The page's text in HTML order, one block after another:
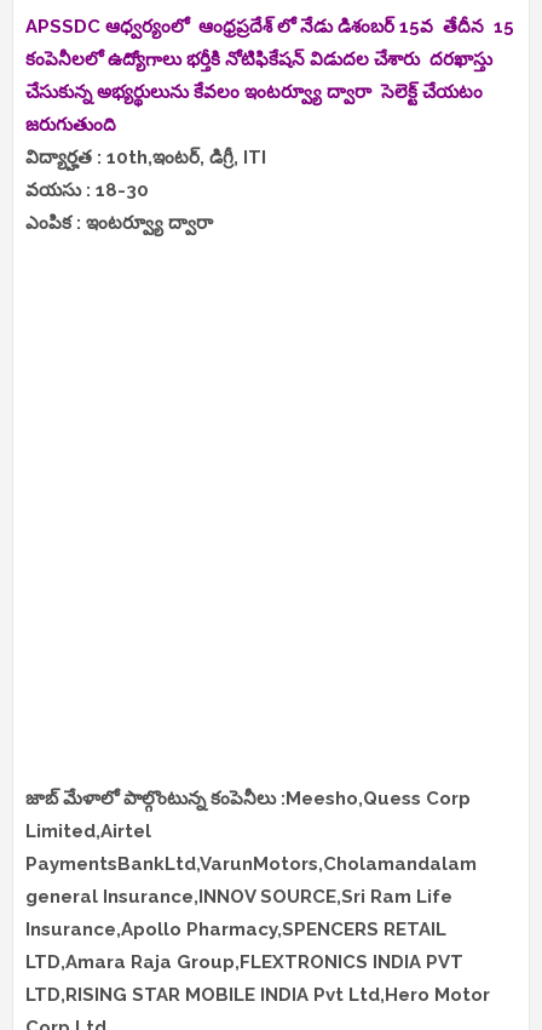
APSSDC ఆధ్వర్యంలో ఆంధ్రప్రదేశ్ లో నేడు డిశంబర్ 15వ తేదీన 15
కంపెనీలలో ఉద్యోగాలు భర్తీకి నోటిఫికేషన్ విడుదల చేశారు దరఖాస్తు
చేసుకున్న అభ్యర్థులును కేవలం ఇంటర్వ్యూ ద్వారా సెలెక్ట్ చేయటం
జరుగుతుంది
విద్యార్హత : 10th,ఇంటర్, డిగ్రీ, ITI
వయసు : 18-30
ఎంపిక : ఇంటర్వ్యూ ద్వారా
జాబ్ మేళాలో పాల్గొంటున్న కంపెనీలు :Meesho,Quess Corp
Limited,Airtel
PaymentsBankLtd,VarunMotors,Cholamandalam
general Insurance,INNOV SOURCE,Sri Ram Life
Insurance,Apollo Pharmacy,SPENCERS RETAIL
LTD,Amara Raja Group,FLEXTRONICS INDIA PVT
LTD,RISING STAR MOBILE INDIA Pvt Ltd,Hero Motor